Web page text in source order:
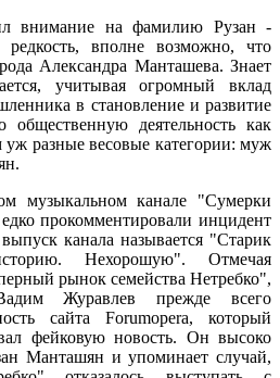
внимание на фамилию Рузан -
вполне возможно, что
Александра Манташева. Знает
учитывая огромный вклад
в становление и развитие
общественную деятельность как
уж разные весовые категории: муж
музыкальном канале "Сумерки
прокомментировали инцидент
канала называется "Старик
Нехорошую". Отмечая
рынок семейства Нетребко",
Журавлев прежде всего
сайта Forumopera, который
фейковую новость. Он высоко
Манташян и упоминает случай,